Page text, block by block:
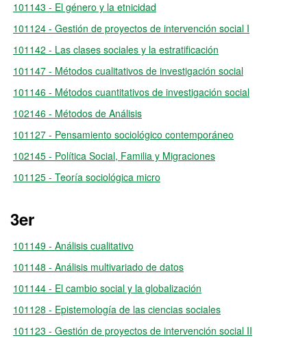
101143 - El género y la etnicidad
101124 - Gestión de proyectos de intervención social I
101142 - Las clases sociales y la estratificación
101147 - Métodos cualitativos de investigación social
101146 - Métodos cuantitativos de investigación social
102146 - Métodos de Análisis
101127 - Pensamiento sociológico contemporáneo
102145 - Política Social, Familia y Migraciones
101125 - Teoría sociológica micro
3er
101149 - Análisis cualitativo
101148 - Análisis multivariado de datos
101144 - El cambio social y la globalización
101128 - Epistemología de las ciencias sociales
101123 - Gestión de proyectos de intervención social II